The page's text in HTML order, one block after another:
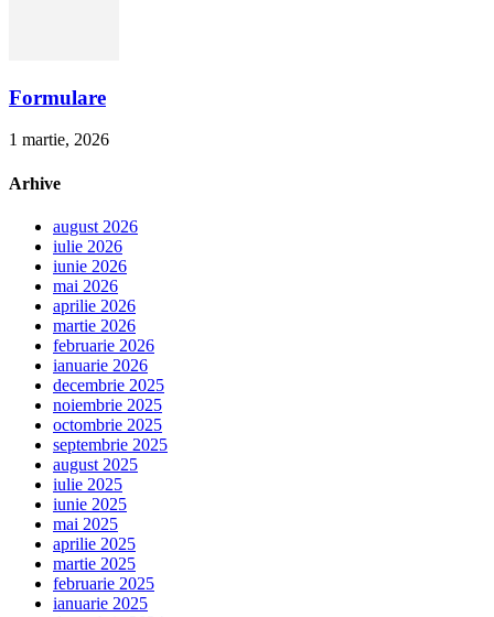
Formulare
1 martie, 2026
Arhive
august 2026
iulie 2026
iunie 2026
mai 2026
aprilie 2026
martie 2026
februarie 2026
ianuarie 2026
decembrie 2025
noiembrie 2025
octombrie 2025
septembrie 2025
august 2025
iulie 2025
iunie 2025
mai 2025
aprilie 2025
martie 2025
februarie 2025
ianuarie 2025